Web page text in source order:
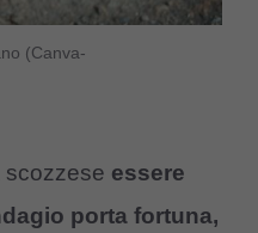
(Canva-
scozzese essere
porta fortuna,